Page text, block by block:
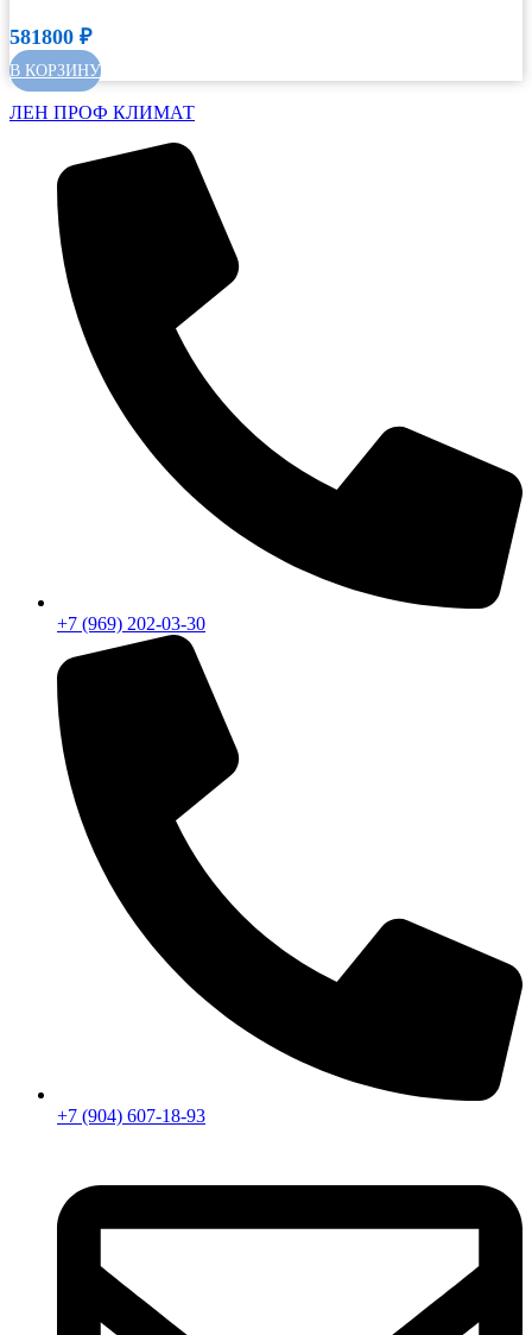
581800 ₽
В КОРЗИНУ
ЛЕН ПРОФ КЛИМАТ
+7 (969) 202-03-30
+7 (904) 607-18-93